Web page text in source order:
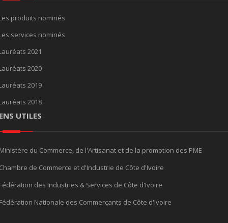
produits nominés
services nominés
2021
2020
2019
2018
UTILES
du Commerce, de l'Artisanat et de la promotion des PME
de Commerce et d'Industrie de Côte d'Ivoire
des Industries & Services de Côte d'Ivoire
Nationale des Commerçants de Côte d'Ivoire